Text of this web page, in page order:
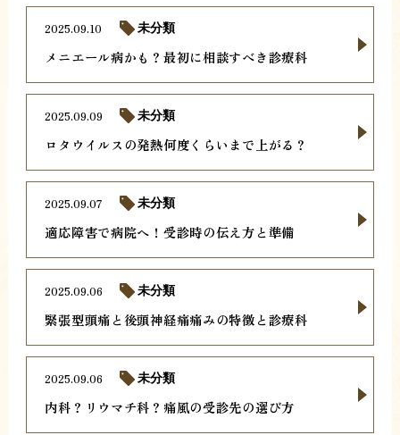
メニエール病かも？最初に相談すべき診療科
2025.09.10 未分類
ロタウイルスの発熱何度くらいまで上がる？
2025.09.09 未分類
適応障害で病院へ！受診時の伝え方と準備
2025.09.07 未分類
緊張型頭痛と後頭神経痛痛みの特徴と診療科
2025.09.06 未分類
内科？リウマチ科？痛風の受診先の選び方
2025.09.06 未分類